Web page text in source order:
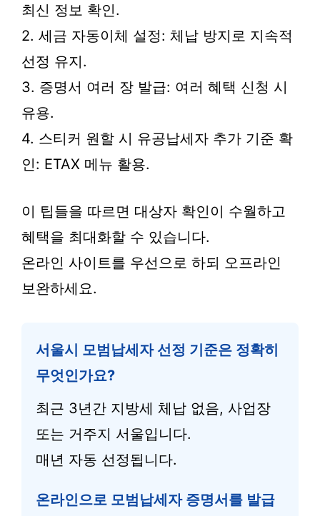
최신 정보 확인.
2. 세금 자동이체 설정: 체납 방지로 지속적
선정 유지.
3. 증명서 여러 장 발급: 여러 혜택 신청 시
유용.
4. 스티커 원할 시 유공납세자 추가 기준 확
인: ETAX 메뉴 활용.
이 팁들을 따르면 대상자 확인이 수월하고
혜택을 최대화할 수 있습니다.
온라인 사이트를 우선으로 하되 오프라인
보완하세요.
서울시 모범납세자 선정 기준은 정확히
무엇인가요?
최근 3년간 지방세 체납 없음, 사업장
또는 거주지 서울입니다.
매년 자동 선정됩니다.
온라인으로 모범납세자 증명서를 발급